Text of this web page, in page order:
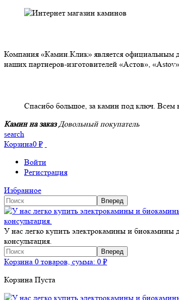
Компания «Камин.Клик» является официальным
наших партнеров-изготовителей «Астов»,
Спасибо большое, за камин под ключ. Всем
Камин на заказ Довольный покупатель
search
Корзина0 ₽
Войти
Регистрация
Избранное
У нас легко купить электрокамины и
консультация.
Корзина 0 товаров, сумма: 0 ₽
Корзина Пуста